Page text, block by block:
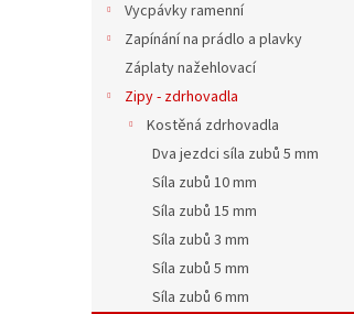
Vycpávky ramenní
Zapínání na prádlo a plavky
Záplaty nažehlovací
Zipy - zdrhovadla
Kostěná zdrhovadla
Dva jezdci síla zubů 5 mm
Síla zubů 10 mm
Síla zubů 15 mm
Síla zubů 3 mm
Síla zubů 5 mm
Síla zubů 6 mm